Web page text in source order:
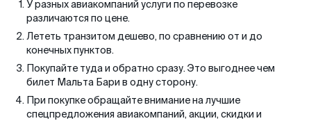
У разных авиакомпаний услуги по перевозке
различаются по цене.
Лететь транзитом дешево, по сравнению от и до
конечных пунктов.
Покупайте туда и обратно сразу. Это выгоднее чем
билет Мальта Бари в одну сторону.
При покупке обращайте внимание на лучшие
спецпредложения авиакомпаний, акции, скидки и